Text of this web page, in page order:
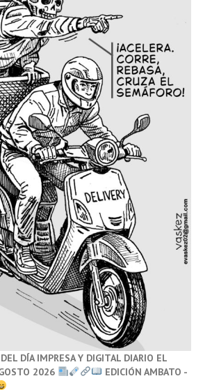
DEL DÍA IMPRESA Y DIGITAL DIARIO EL
2026
EDICIÓN AMBATO -